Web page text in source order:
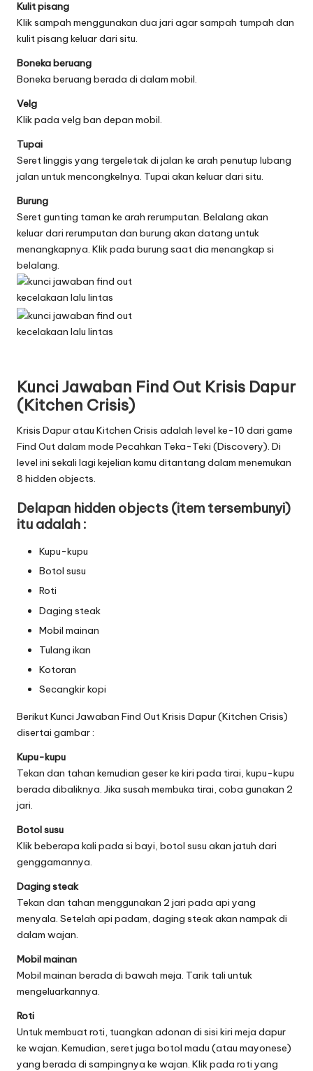
Kulit pisang
Klik sampah menggunakan dua jari agar sampah tumpah dan
kulit pisang keluar dari situ.
Boneka beruang
Boneka beruang berada di dalam mobil.
Velg
Klik pada velg ban depan mobil.
Tupai
Seret linggis yang tergeletak di jalan ke arah penutup lubang
jalan untuk mencongkelnya. Tupai akan keluar dari situ.
Burung
Seret gunting taman ke arah rerumputan. Belalang akan
keluar dari rerumputan dan burung akan datang untuk
menangkapnya. Klik pada burung saat dia menangkap si
belalang.
Kunci Jawaban Find Out Krisis Dapur
(Kitchen Crisis)
Krisis Dapur atau Kitchen Crisis adalah level ke-10 dari game
Find Out dalam mode Pecahkan Teka-Teki (Discovery). Di
level ini sekali lagi kejelian kamu ditantang dalam menemukan
8 hidden objects.
Delapan hidden objects (item tersembunyi)
itu adalah :
Kupu-kupu
Botol susu
Roti
Daging steak
Mobil mainan
Tulang ikan
Kotoran
Secangkir kopi
Berikut Kunci Jawaban Find Out Krisis Dapur (Kitchen Crisis)
disertai gambar :
Kupu-kupu
Tekan dan tahan kemudian geser ke kiri pada tirai, kupu-kupu
berada dibaliknya. Jika susah membuka tirai, coba gunakan 2
jari.
Botol susu
Klik beberapa kali pada si bayi, botol susu akan jatuh dari
genggamannya.
Daging steak
Tekan dan tahan menggunakan 2 jari pada api yang
menyala. Setelah api padam, daging steak akan nampak di
dalam wajan.
Mobil mainan
Mobil mainan berada di bawah meja. Tarik tali untuk
mengeluarkannya.
Roti
Untuk membuat roti, tuangkan adonan di sisi kiri meja dapur
ke wajan. Kemudian, seret juga botol madu (atau mayonese)
yang berada di sampingnya ke wajan. Klik pada roti yang